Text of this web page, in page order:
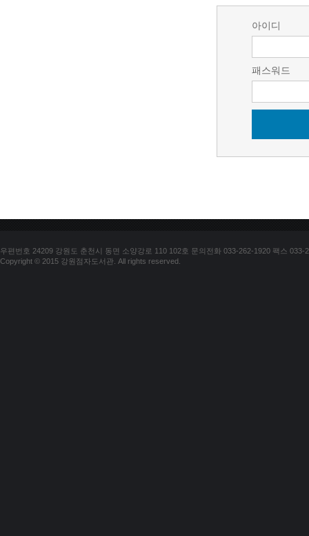
아이디
패스워드
우편번호 24209 강원도 춘천시 동면 소양강로 110 102호 문의전화 033-262-1920 팩스 033-
Copyright © 2015 강원점자도서관. All rights reserved.